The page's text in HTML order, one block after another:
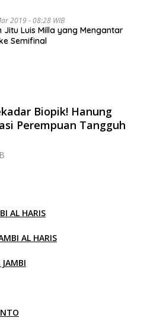
2019 - 08:28 WIB
Jitu Luis Milla yang Mengantar
Semifinal
Biopik! Hanung
Perempuan Tangguh
AL HARIS
AL HARIS